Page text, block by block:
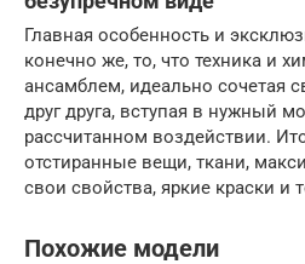
Главная особенность и
конечно же, то, что техника и
ансамблем, идеально сочетая
друг друга, вступая в нужный
рассчитанном воздействии.
отстиранные вещи, ткани,
свои свойства, яркие краски и
Похожие модели